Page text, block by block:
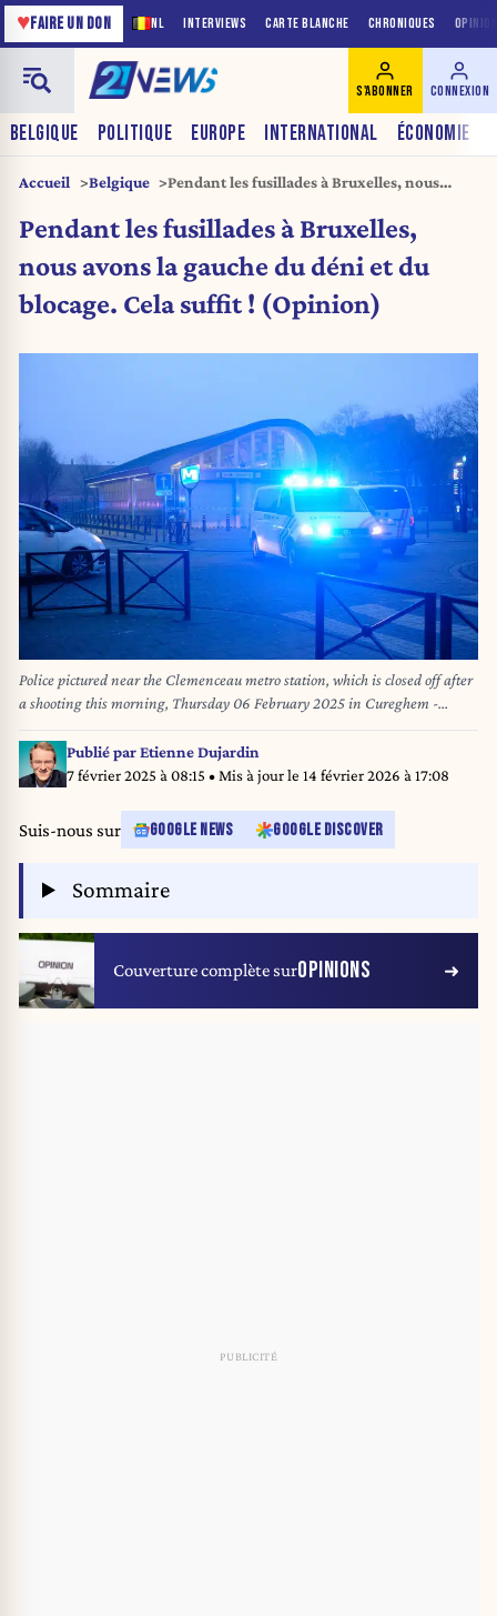
NL INTERVIEWS CARTE BLANCHE CHRONIQUES
♥FAIRE UN DON
BELGIQUE POLITIQUE EUROPE INTERNATIONAL ÉCONOMIE
S'ABONNER CONNEXION
Accueil Belgique
Pendant les fusillades à Bruxelles, nous
suffit ! (Opinion)
Pendant les fusillades à Bruxelles,
nous avons la gauche du déni et du
blocage. Cela suffit ! (Opinion)
Police pictured near the Clemenceau metro station, which is closed off after
a shooting this morning, Thursday 06 February 2025 in Cureghem -
Kuregem, Anderlecht, Brussels. It's the second day in a row that a shooting
has taken place near the metro station. One person was injured. BELGA
PHOTO HATIM KAGHAT
Publié parEtienne Dujardin
7 février 2025 à 08:15 • Mis à jour le 14 février 2026 à 17:08
Suis-nous sur GOOGLE NEWS GOOGLE DISCOVER
Sommaire
Couverture complète surOPINIONS